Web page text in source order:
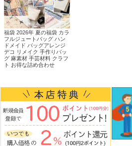
福袋 2026年 夏の福袋 カラ
フルジュートバッグ ハン
ドメイド バッグアレンジ
デコ リメイク 手作りバッ
グ 麻素材 手芸材料 クラフ
ト お得な詰め合わせ